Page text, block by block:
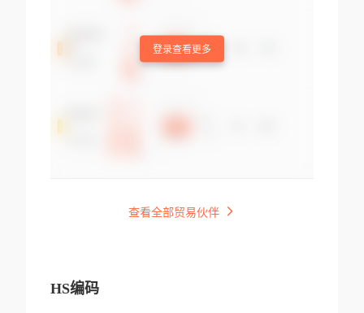
登录查看更多
查看全部贸易伙伴
HS编码